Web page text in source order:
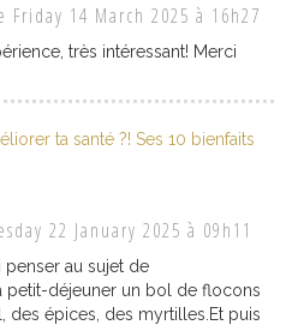
Friday 14 March 2025 à 16h27
très intéressant! Merci
ta santé ?! Ses 10 bienfaits
22 January 2025 à 09h11
penser au sujet de
petit-déjeuner un bol de flocons
des épices, des myrtilles.Et puis